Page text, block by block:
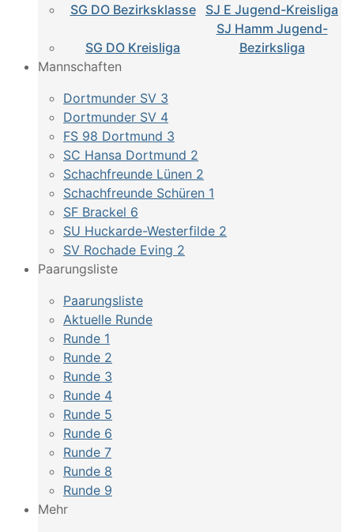
SG DO Bezirksklasse
SJ E Jugend-Kreisliga
SG DO Kreisliga
SJ Hamm Jugend-
Bezirksliga
Mannschaften
Dortmunder SV 3
Dortmunder SV 4
FS 98 Dortmund 3
SC Hansa Dortmund 2
Schachfreunde Lünen 2
Schachfreunde Schüren 1
SF Brackel 6
SU Huckarde-Westerfilde 2
SV Rochade Eving 2
Paarungsliste
Paarungsliste
Aktuelle Runde
Runde 1
Runde 2
Runde 3
Runde 4
Runde 5
Runde 6
Runde 7
Runde 8
Runde 9
Mehr